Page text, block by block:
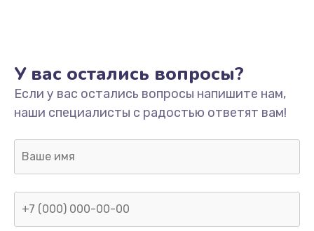
1045 руб.
Заказать
Заказать
Ремонт цепей питания
У вас остались вопросы?
Если у вас остались вопросы напишите нам,
наши специалисты с радостью ответят вам!